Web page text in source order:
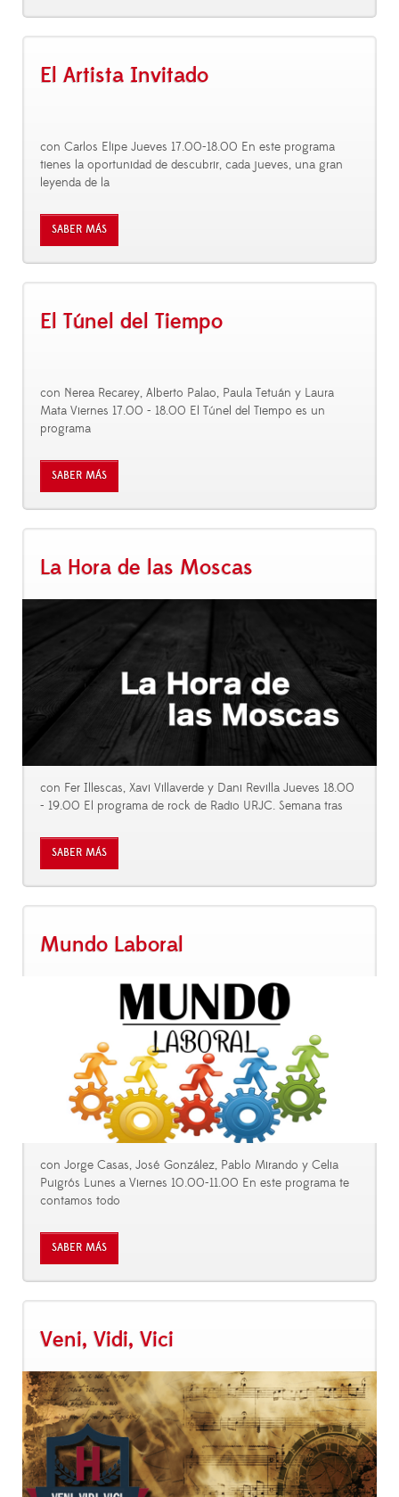
El Artista Invitado
con Carlos Elipe Jueves 17.00-18.00 En este programa
tienes la oportunidad de descubrir, cada jueves, una gran
leyenda de la
SABER MÁS
El Túnel del Tiempo
con Nerea Recarey, Alberto Palao, Paula Tetuán y Laura
Mata Viernes 17.00 - 18.00 El Túnel del Tiempo es un
programa
SABER MÁS
La Hora de las Moscas
con Fer Illescas, Xavi Villaverde y Dani Revilla Jueves 18.00
- 19.00 El programa de rock de Radio URJC. Semana tras
SABER MÁS
Mundo Laboral
con Jorge Casas, José González, Pablo Mirando y Celia
Puigrós Lunes a Viernes 10.00-11.00 En este programa te
contamos todo
SABER MÁS
Veni, Vidi, Vici